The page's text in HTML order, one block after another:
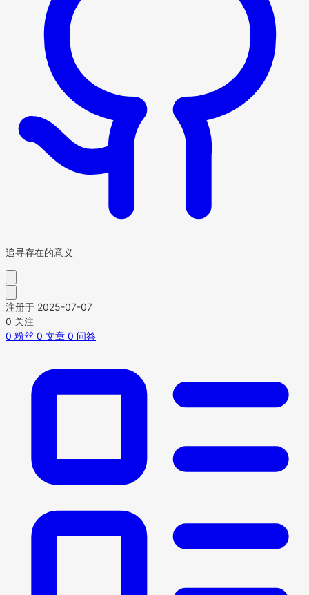
追寻存在的意义
注册于 2025-07-07
0 关注
0 粉丝 0 文章 0 问答